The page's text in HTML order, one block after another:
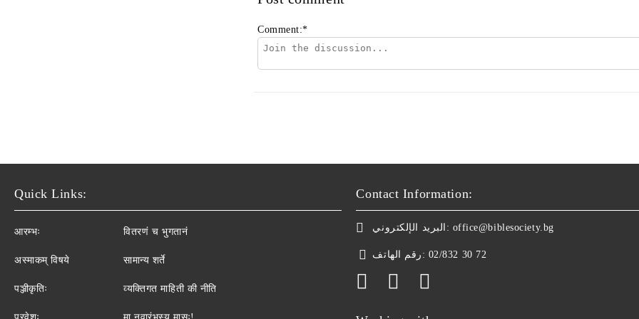
Comment:*
Quick Links:
आरम्भः
अस्माकम् विषये
पञ्जीकृतिः
वितरणं च भुगतानं
सामान्य शर्ते
व्यक्तिगत माहिती की नीति
Contact Information:
البريد الإلكتروني: office@biblesociety.bg
رقم الهاتف: 02/832 30 72